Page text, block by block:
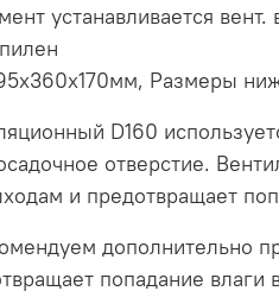
устанавливается вент.
Размеры
D160
отверстие.
и предотвращает
дополнительно
попадание